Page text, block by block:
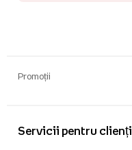
Promoții
Servicii pentru clienți